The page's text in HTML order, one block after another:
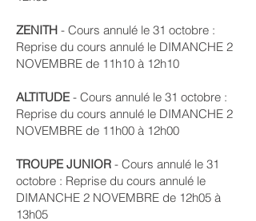
ZENITH - Cours annulé le 31 octobre :
Reprise du cours annulé le DIMANCHE 2
NOVEMBRE de 11h10 à 12h10
ALTITUDE- Cours annulé le 31 octobre :
Reprise du cours annulé le DIMANCHE 2
NOVEMBRE de 11h00 à 12h00
TROUPE JUNIOR - Cours annulé le 31
octobre : Reprise du cours annulé le
DIMANCHE 2 NOVEMBRE de 12h05 à
13h05